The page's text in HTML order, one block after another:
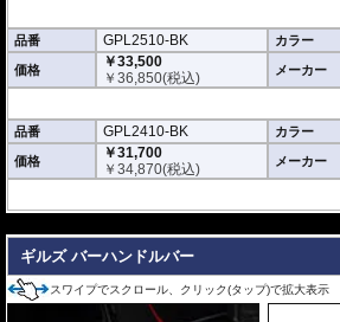
品番 GPL2510-BK カラー
価格
￥33,500
￥36,850(税込) メーカー
品番 GPL2410-BK カラー
価格
￥31,700
￥34,870(税込) メーカー
ギルズ バーハンドルバー
スワイプでスクロール、クリック(タップ)で拡大表示